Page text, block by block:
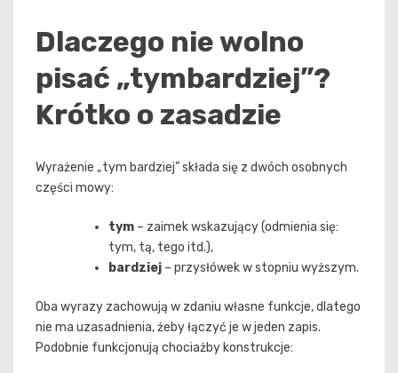
Dlaczego nie wolno
pisać „tymbardziej”?
Krótko o zasadzie
Wyrażenie „tym bardziej” składa się z dwóch osobnych
części mowy:
tym – zaimek wskazujący (odmienia się:
tym, tą, tego itd.),
bardziej – przysłówek w stopniu wyższym.
Oba wyrazy zachowują w zdaniu własne funkcje, dlatego
nie ma uzasadnienia, żeby łączyć je w jeden zapis.
Podobnie funkcjonują chociażby konstrukcje: